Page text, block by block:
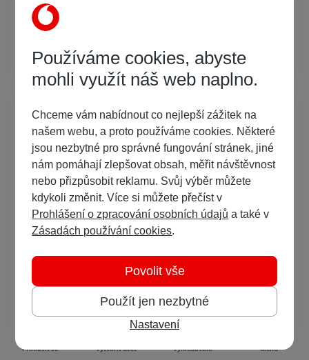
Modem Vodafone Station
Vodafone internet
Odesláno7. února 20224 roky
Ahoj, jak píše Ritchy, tak i mně to celkem frčí. VS je v režimu
bridge, vše ostatní vypnuté a viz screen, tak běží bez restartu už
(ten není třeba restartovat, krom upgrade FW
D). Zkoušel jsem
speedtest jak do Brna natvrdo, tak i automatický výběr do
Klatov (z Plzně).
Za mě spokojenost, i když ve špičce to někdy klesne na 200-
300Mbit, tak upload je stále na 50Mbit, což je pro mě
Přihlásit se Vytvořit účet Vyhledávání Menu
Používáme cookies, abyste
mohli využít náš web naplno.
Chceme vám nabídnout co nejlepší zážitek na
našem webu, a proto používáme cookies. Některé
jsou nezbytné pro správné fungování stránek, jiné
nám pomáhají zlepšovat obsah, měřit návštěvnost
nebo přizpůsobit reklamu. Svůj výběr můžete
kdykoli změnit. Více si můžete přečíst v
Prohlášení o zpracování osobních údajů a také v
Zásadách používání cookies.
Použít jen nezbytné
Povolit vše
Nastavení